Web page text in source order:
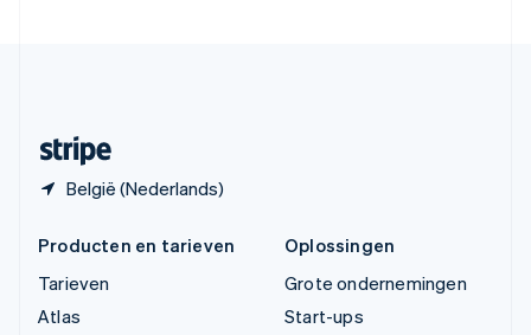
België (Nederlands)
Producten en tarieven
Tarieven
Atlas
Oplossingen
Grote ondernemingen
Start-ups